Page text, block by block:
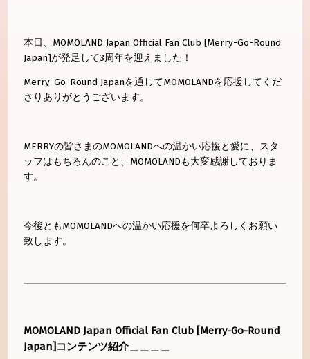
本日、MOMOLAND Japan Official Fan Club [Merry-Go-Round
Japan]が発足して3周年を迎えました！
Merry-Go-Round Japanを通してMOMOLANDを応援してくだ
さりありがとうございます。
MERRYの皆さまのMOMOLANDへの温かい応援と愛に、スタ
ッフはもちろんのこと、MOMOLANDも大変感謝しておりま
す。
今後ともMOMOLANDへの温かい応援を何卒よろしくお願い
致します。
MOMOLAND Japan Official Fan Club [Merry-Go-Round
Japan]コンテンツ紹介＿＿＿＿